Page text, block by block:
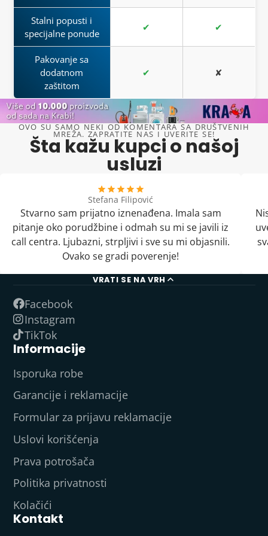
Stalni popusti i
specijalne ponude
✔ ✔
Pakovanje sa
dodatnom
zaštitom
✔ ✘
OVO SU SAMO NEKI OD KOMENTARA SA DRUŠTVENIH
MREŽA. ZAPRATITE NAS I UVERITE SE!
Šta kažu kupci o našoj
usluzi
Stefana Filipović
Stvarno sam prijatno iznenađena. Imala sam
pitanje oko porudžbine i odmah su mi se javili iz
call centra. Ljubazni, strpljivi i sve su mi objasnili.
Ovako se gradi poverenje!
VRATI SE NA VRH
Facebook
Instagram
TikTok
Informacije
Isporuka robe
Garancije i reklamacije
Formular za prijavu reklamacije
Uslovi korišćenja
Prava potrošača
Politika privatnosti
Kolačići
Kontakt